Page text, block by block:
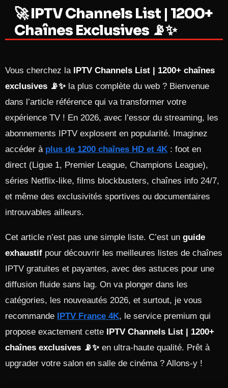
🚀 IPTV Channels List | 1200+
Chaînes Exclusives 📡✨
Vous cherchez la IPTV Channels List | 1200+ chaînes
exclusives 📡✨ la plus complète du web ? Bienvenue
dans l’article référence qui va transformer votre
expérience TV ! En 2026, avec l’essor du streaming, les
abonnements IPTV explosent en popularité. Imaginez
accéder à plus de 1200 chaînes HD et 4K : foot en
direct (Ligue 1, Premier League, Champions League),
séries Netflix-like, films blockbusters, chaînes info 24/7,
et même des exclusivités sportives ou documentaires
introuvables ailleurs.
Cet article n’est pas une simple liste. C’est un guide
exhaustif pour découvrir les meilleures listes de chaînes
IPTV gratuites et payantes, avec des astuces pour une
diffusion fluide sans lag. On va plonger dans les
catégories, les nouveautés 2026, et surtout, je vous
recommande IPTV France 4K, le service premium qui
propose exactement cette IPTV Channels List | 1200+
chaînes exclusives 📡✨ en ultra-haute qualité. Prêt à
upgrader votre salon en salle de cinéma ? Allons-y !